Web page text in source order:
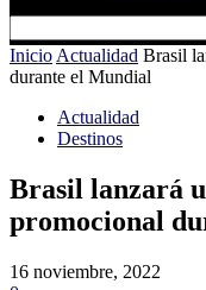
Inicio Actualidad Brasil
durante el Mundial
Actualidad
Destinos
Brasil lanzará
promocional
16 noviembre, 2022